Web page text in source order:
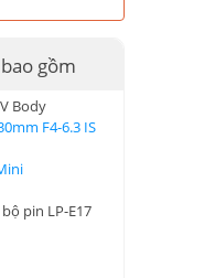
gồm
Body
F4-6.3 IS
pin LP-E17